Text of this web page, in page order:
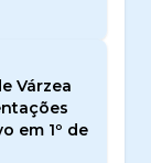
Várzea
em 1º de